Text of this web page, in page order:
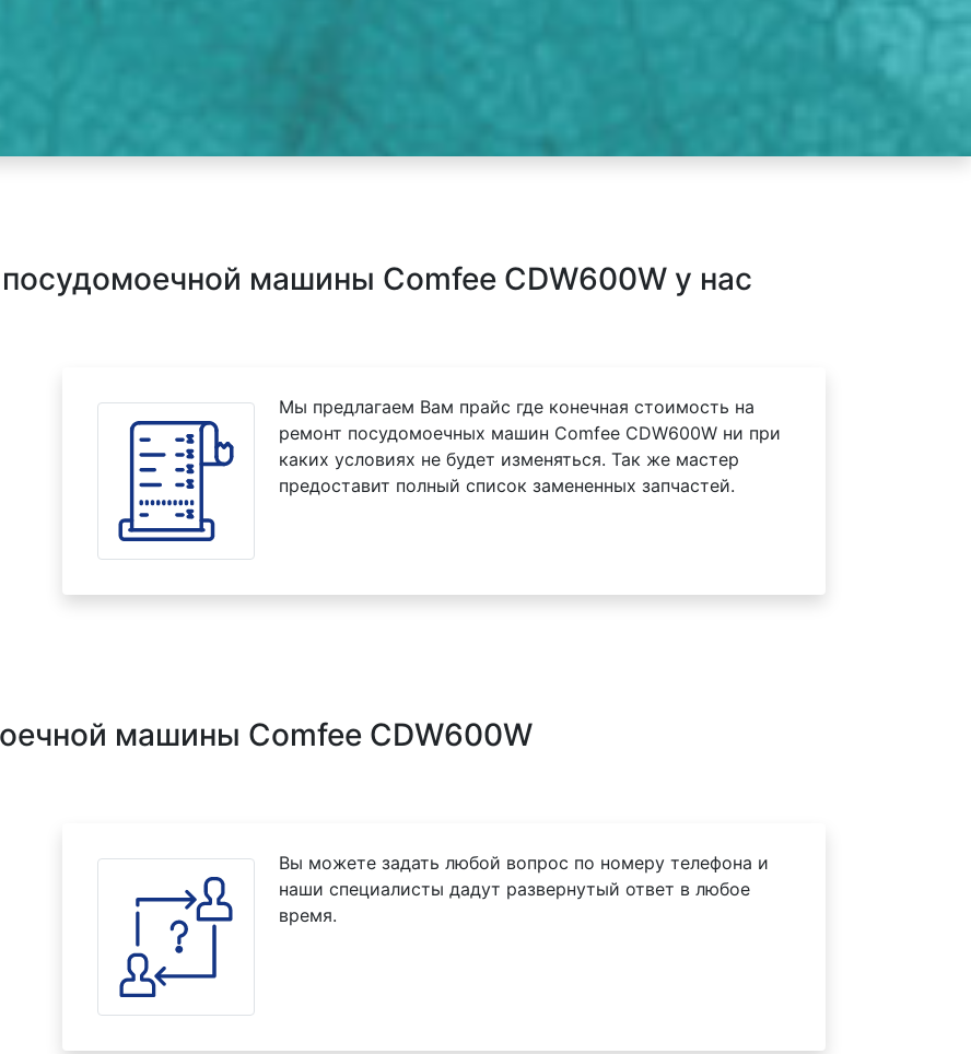
машины Comfee CDW600W у нас
Мы предлагаем Вам прайс где конечная стоимость на
ремонт посудомоечных машин Comfee CDW600W ни при
каких условиях не будет изменяться. Так же мастер
предоставит полный список замененных запчастей.
машины Comfee CDW600W
Вы можете задать любой вопрос по номеру телефона и
наши специалисты дадут развернутый ответ в любое
время.